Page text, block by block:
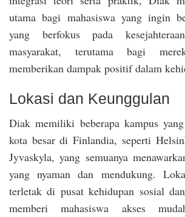
utama bagi mahasiswa yang ingin
yang berfokus pada
masyarakat, terutama bagi
memberikan dampak positif dalam
Lokasi dan Keunggulan
Diak memiliki beberapa kampus
kota besar di Finlandia, seperti
Jyvaskyla, yang semuanya
yang nyaman dan mendukung.
terletak di pusat kehidupan sosial
memberi mahasiswa akses